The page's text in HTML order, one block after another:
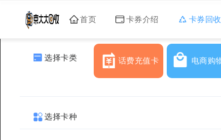
首页 卡券介绍 卡券回收
选择卡类 话费充值卡 电商购
选择卡种